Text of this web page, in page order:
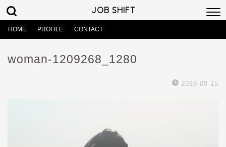
JOB SHIFT
HOME PROFILE CONTACT
woman-1209268_1280
2018-09-15